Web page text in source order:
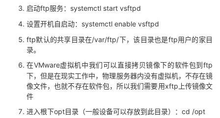
我
的
客
我
论
的
我
启动ftp服务：systemctl start vsftpd
设置开机自启动： systemctl enable vsftpd
ftp默认的共享目录在/var/ftp/下，该目录也是ftp用户的家目
录。
在VMware虚拟机中我们可以直接拷贝镜像下的软件包到ftp
下，但是在现实工作中，物理服务器内没有虚拟机，不存在镜
像文件，也就不存在软件包，所以我们需要用xftp上传镜像文
件
进入根下opt目录（一般设备可以存放到此目录）：cd /opt